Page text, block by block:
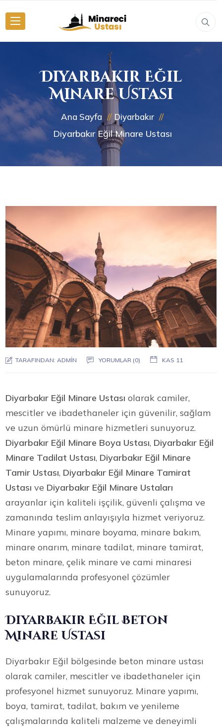
Diyarbakır Eğil
Minare Ustası
Ana Sayfa Diyarbakır
Diyarbakır Eğil Minare Ustası
TARAFINDAN: ADMIN YORUMLAR (0) KAS 11
Diyarbakır Eğil Minare Ustası olarak camiler,
mescitler ve ibadethaneler için güvenilir, sağlam
ve uzun ömürlü minare hizmetleri sunuyoruz.
Diyarbakır Eğil Minare Boya Ustası, Diyarbakır Eğil
Minare Tadilat Ustası, Diyarbakır Eğil Minare
Tamir Ustası, Diyarbakır Eğil Minare Tamirat
Ustası ve Diyarbakır Eğil Minare Ustaları
arayanlar için kaliteli işçilik, güvenli çalışma ve
zamanında teslim anlayışıyla hizmet veriyoruz.
Minare yapımı, minare boyama, minare bakım,
minare onarım, minare tadilat, minare tamirat,
beton minare, çelik minare ve cami minaresi
uygulamalarında profesyonel çözümler
sunuyoruz.
Diyarbakır Eğil Beton
Minare Ustası
Diyarbakır Eğil bölgesinde beton minare ustası
olarak camiler, mescitler ve ibadethaneler için
profesyonel hizmet sunuyoruz. Minare yapımı,
boya, tamirat, tadilat, bakım ve yenileme
çalışmalarında kaliteli malzeme ve deneyimli